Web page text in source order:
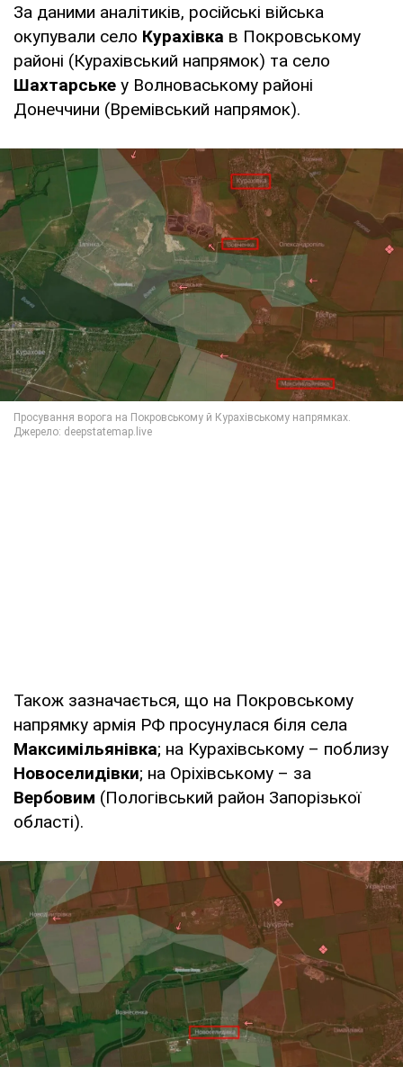
За даними аналітиків, російські війська
окупували село Курахівка в Покровському
районі (Курахівський напрямок) та село
Шахтарське у Волноваському районі
Донеччини (Времівський напрямок).
Також зазначається, що на Покровському
напрямку армія РФ просунулася біля села
Максимільянівка; на Курахівському – поблизу
Новоселидівки; на Оріхівському – за
Вербовим (Пологівський район Запорізької
області).